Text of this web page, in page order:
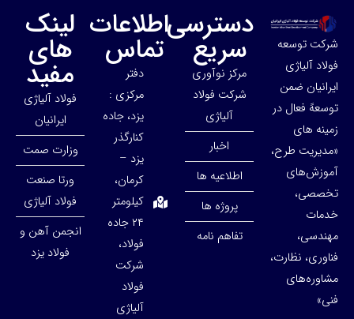
شرکت توسعه
فولاد آلیاژی
ایرانیان ضمن
توسعهً فعال در
زمینه های
«مدیریت طرح،
آموزش‌های
تخصصی،
خدمات
مهندسی،
فناوری، نظارت،
مشاوره‌های
فنی»
دسترسی
سریع
مرکز نوآوری
شرکت فولاد
آلیاژی
اخبار
اطلاعیه ها
پروژه ها
تفاهم نامه
اطلاعات
تماس
دفتر
مرکزی :
یزد، جاده
کنارگذر
یزد –
کرمان،
کیلومتر
۲۴ جاده
فولاد،
شرکت
فولاد
آلیاژی
لینک
های
مفید
فولاد آلیاژی
ایرانیان
وزارت صمت
ورتا صنعت
فولاد آلیاژی
انجمن آهن و
فولاد یزد